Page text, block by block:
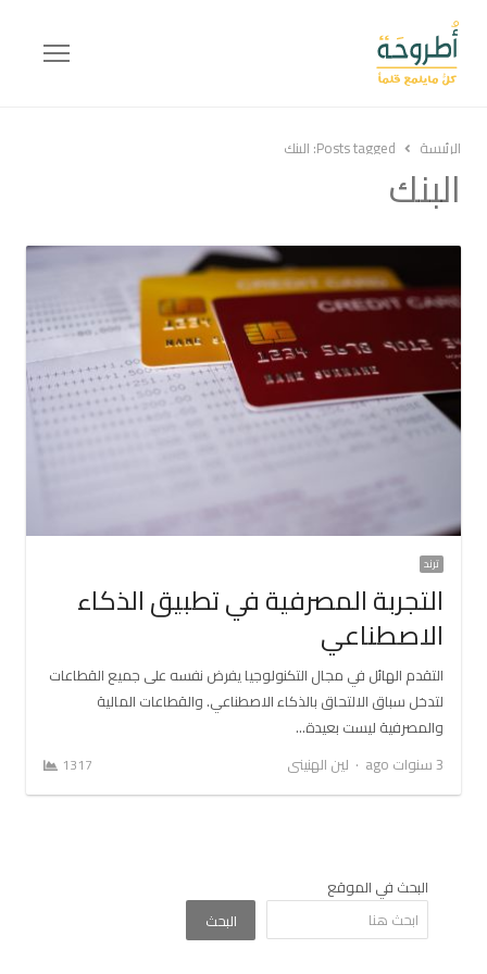
Menu
الرئيسة Posts tagged: البنك
البنك
ترند
التجربة المصرفية في تطبيق الذكاء
الاصطناعي
التقدم الهائل في مجال التكنولوجيا يفرض نفسه على جميع القطاعات
لتدخل سباق الالتحاق بالذكاء الاصطناعي. والقطاعات المالية
والمصرفية ليست بعيدة…
3 سنوات ago
Author
لين الهنيني 1317
البحث في الموقع
البحث